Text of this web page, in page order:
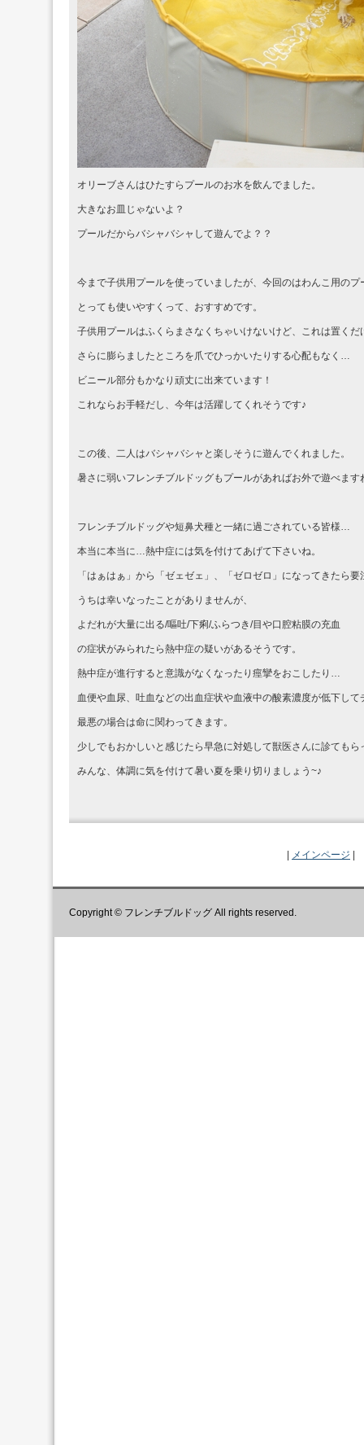
オリーブさんはひたすらプールのお水を飲んでました。
大きなお皿じゃないよ？
プールだからバシャバシャして遊んでよ？？
今まで子供用プールを使っていましたが、今回のはわんこ用のプ
とっても使いやすくって、おすすめです。
子供用プールはふくらまさなくちゃいけないけど、これは置くだ
さらに膨らましたところを爪でひっかいたりする心配もなく…
ビニール部分もかなり頑丈に出来ています！
これならお手軽だし、今年は活躍してくれそうです♪
この後、二人はバシャバシャと楽しそうに遊んでくれました。
暑さに弱いフレンチブルドッグもプールがあればお外で遊べます
フレンチブルドッグや短鼻犬種と一緒に過ごされている皆様…
本当に本当に…熱中症には気を付けてあげて下さいね。
「はぁはぁ」から「ゼェゼェ」、「ゼロゼロ」になってきたら要
うちは幸いなったことがありませんが、
よだれが大量に出る/嘔吐/下痢/ふらつき/目や口腔粘膜の充血
の症状がみられたら熱中症の疑いがあるそうです。
熱中症が進行すると意識がなくなったり痙攣をおこしたり…
血便や血尿、吐血などの出血症状や血液中の酸素濃度が低下し
最悪の場合は命に関わってきます。
少しでもおかしいと感じたら早急に対処して獣医さんに診てもら
みんな、体調に気を付けて暑い夏を乗り切りましょう~♪
メインページ
Copyright © フレンチブルドッグ All rights reserved.